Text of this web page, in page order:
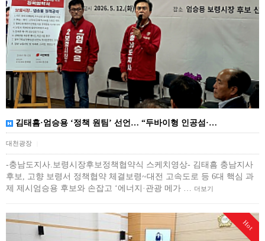
김태흠·엄승용 ‘정책 원팀’ 선언… “두바이형 인공섬·…
대천광장
-충남도지사.보령시장후보정책협약식 스케치영상- 김태흠 충남지사
후보, 고향 보령서 정책협약 체결보령~대전 고속도로 등 6대 핵심 과
제 제시엄승용 후보와 손잡고 ‘에너지·관광 메가 … 더보기
Hot